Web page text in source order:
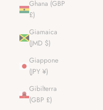
Ghana (GBP
£)
Giamaica
(JMD $)
Giappone
(JPY ¥)
Gibilterra
(GBP £)